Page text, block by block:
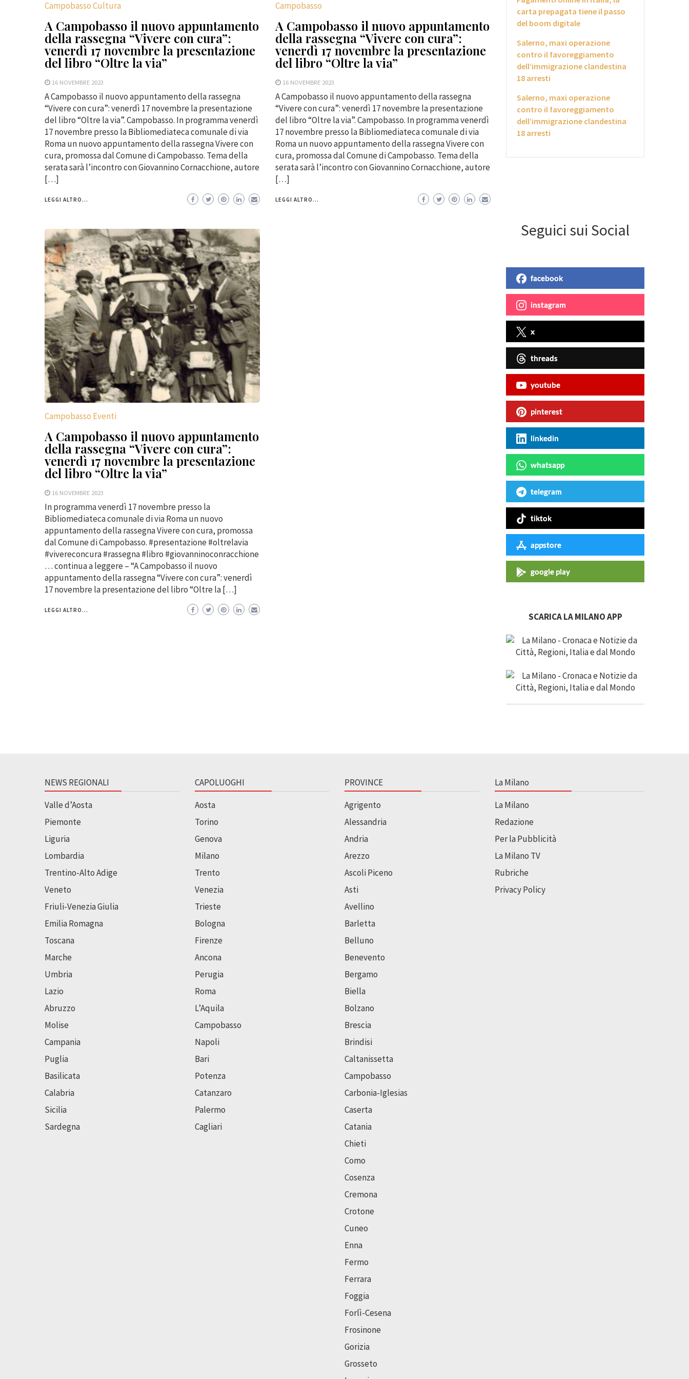
Campobasso Cultura
A Campobasso il nuovo appuntamento
della rassegna “Vivere con cura”:
venerdì 17 novembre la presentazione
del libro “Oltre la via”
16 NOVEMBRE 2023
A Campobasso il nuovo appuntamento della rassegna
“Vivere con cura”: venerdì 17 novembre la presentazione
del libro “Oltre la via”. Campobasso. In programma venerdì
17 novembre presso la Bibliomediateca comunale di via
Roma un nuovo appuntamento della rassegna Vivere con
cura, promossa dal Comune di Campobasso. Tema della
serata sarà l’incontro con Giovannino Cornacchione, autore
[…]
LEGGI ALTRO...
Campobasso
A Campobasso il nuovo appuntamento
della rassegna “Vivere con cura”:
venerdì 17 novembre la presentazione
del libro “Oltre la via”
16 NOVEMBRE 2023
A Campobasso il nuovo appuntamento della rassegna
“Vivere con cura”: venerdì 17 novembre la presentazione
del libro “Oltre la via”. Campobasso. In programma venerdì
17 novembre presso la Bibliomediateca comunale di via
Roma un nuovo appuntamento della rassegna Vivere con
cura, promossa dal Comune di Campobasso. Tema della
serata sarà l’incontro con Giovannino Cornacchione, autore
[…]
LEGGI ALTRO...
Campobasso Eventi
A Campobasso il nuovo appuntamento
della rassegna “Vivere con cura”:
venerdì 17 novembre la presentazione
del libro “Oltre la via”
16 NOVEMBRE 2023
In programma venerdì 17 novembre presso la
Bibliomediateca comunale di via Roma un nuovo
appuntamento della rassegna Vivere con cura, promossa
dal Comune di Campobasso. #presentazione #oltrelavia
#vivereconcura #rassegna #libro #giovanninoconracchione
… continua a leggere – “A Campobasso il nuovo
appuntamento della rassegna “Vivere con cura”: venerdì
17 novembre la presentazione del libro “Oltre la […]
LEGGI ALTRO...
carta prepagata tiene il passo
del boom digitale
Salerno, maxi operazione
contro il favoreggiamento
dell’immigrazione clandestina
18 arresti
Salerno, maxi operazione
contro il favoreggiamento
dell’immigrazione clandestina
18 arresti
Seguici sui Social
facebook
instagram
x
threads
youtube
pinterest
linkedin
whatsapp
telegram
tiktok
appstore
google play
SCARICA LA MILANO APP
NEWS REGIONALI
Valle d’Aosta
Piemonte
Liguria
Lombardia
Trentino-Alto Adige
Veneto
Friuli-Venezia Giulia
Emilia Romagna
Toscana
Marche
Umbria
Lazio
Abruzzo
Molise
Campania
Puglia
Basilicata
Calabria
Sicilia
Sardegna
CAPOLUOGHI
Aosta
Torino
Genova
Milano
Trento
Venezia
Trieste
Bologna
Firenze
Ancona
Perugia
Roma
L’Aquila
Campobasso
Napoli
Bari
Potenza
Catanzaro
Palermo
Cagliari
PROVINCE
Agrigento
Alessandria
Andria
Arezzo
Ascoli Piceno
Asti
Avellino
Barletta
Belluno
Benevento
Bergamo
Biella
Bolzano
Brescia
Brindisi
Caltanissetta
Campobasso
Carbonia-Iglesias
Caserta
Catania
Chieti
Como
Cosenza
Cremona
Crotone
Cuneo
Enna
Fermo
Ferrara
Foggia
Forlì-Cesena
Frosinone
Gorizia
Grosseto
La Milano
La Milano
Redazione
Per la Pubblicità
La Milano TV
Rubriche
Privacy Policy